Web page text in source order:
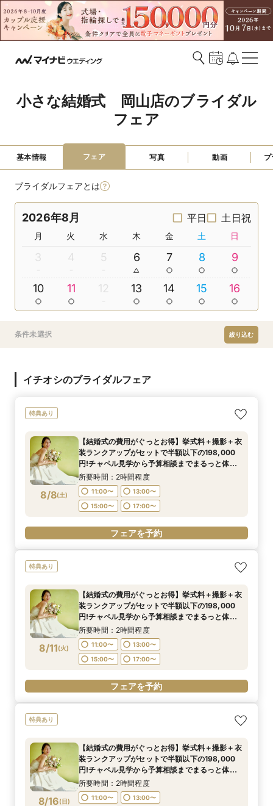
小さな結婚式　岡山店のブライダル
フェア
基本情報 フェア 写真 動画
ブライダルフェアとは
2026年8月 平日 土日祝
月 火 水 木 金 土 日
3 4 5 6 7 8 9
10 11 12 13 14 15 16
条件未選択 絞り込む
イチオシのブライダルフェア
特典あり
8/8(土)
【結婚式の費用がぐっとお得】挙式料＋撮影＋衣
装ランクアップがセットで半額以下の198,000
円!チャペル見学から予算相談までまるっと体験
BIGフェア
所要時間：2時間程度
11:00〜
13:00〜
15:00〜
17:00〜
フェアを予約
特典あり
8/11(火)
【結婚式の費用がぐっとお得】挙式料＋撮影＋衣
装ランクアップがセットで半額以下の198,000
円!チャペル見学から予算相談までまるっと体験
BIGフェア
所要時間：2時間程度
11:00〜
13:00〜
15:00〜
17:00〜
フェアを予約
特典あり
8/16(日)
【結婚式の費用がぐっとお得】挙式料＋撮影＋衣
装ランクアップがセットで半額以下の198,000
円!チャペル見学から予算相談までまるっと体験
BIGフェア
所要時間：2時間程度
11:00〜
13:00〜